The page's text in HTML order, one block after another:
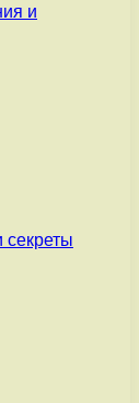
и
секреты